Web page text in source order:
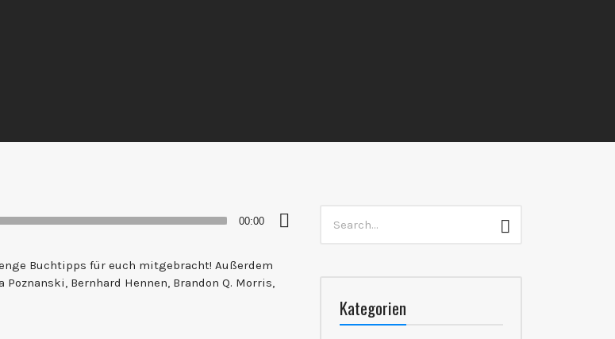
00:00
Buchtipps für euch mitgebracht! Außerdem
Bernhard Hennen, Brandon Q. Morris,
for:
Search
Kategorien